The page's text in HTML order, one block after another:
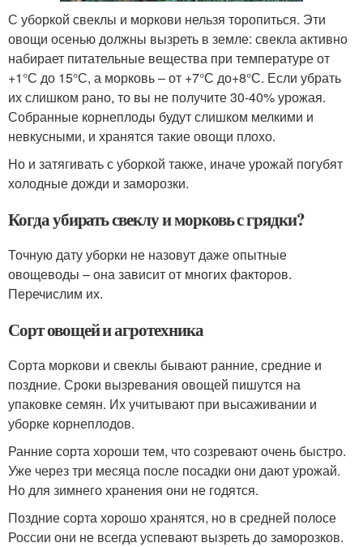
С уборкой свеклы и моркови нельзя торопиться. Эти
овощи осенью должны вызреть в земле: свекла активно
набирает питательные вещества при температуре от
+1°С до 15°С, а морковь – от +7°С до+8°С. Если убрать
их слишком рано, то вы не получите 30-40% урожая.
Собранные корнеплоды будут слишком мелкими и
невкусными, и хранятся такие овощи плохо.
Но и затягивать с уборкой также, иначе урожай погубят
холодные дожди и заморозки.
Когда убирать свеклу и морковь с грядки?
Точную дату уборки не назовут даже опытные
овощеводы – она зависит от многих факторов.
Перечислим их.
Сорт овощей и агротехника
Сорта моркови и свеклы бывают ранние, средние и
поздние. Сроки вызревания овощей пишутся на
упаковке семян. Их учитывают при высаживании и
уборке корнеплодов.
Ранние сорта хороши тем, что созревают очень быстро.
Уже через три месяца после посадки они дают урожай.
Но для зимнего хранения они не годятся.
Поздние сорта хорошо хранятся, но в средней полосе
России они не всегда успевают вызреть до заморозков.